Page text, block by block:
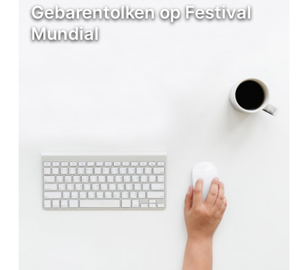
Gebarentolken op Festival
Mundial